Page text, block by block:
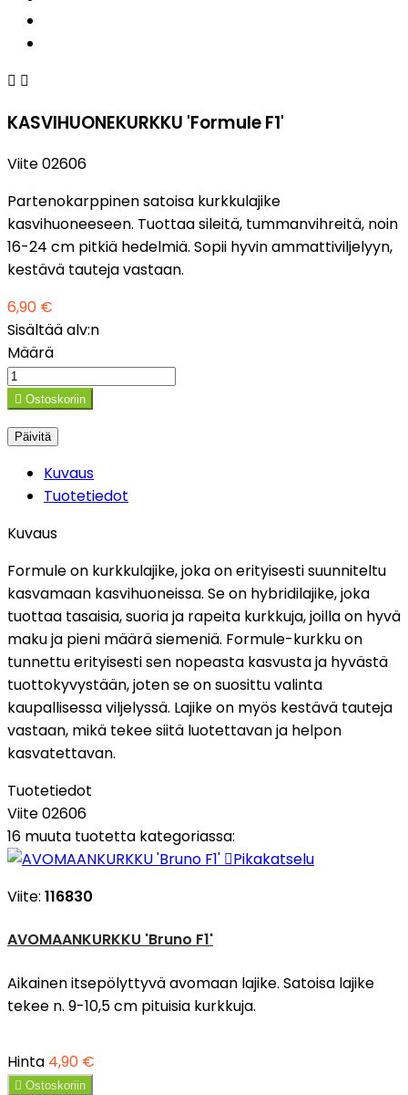
 
KASVIHUONEKURKKU 'Formule F1'
Viite02606
Partenokarppinen satoisa kurkkulajike
kasvihuoneeseen. Tuottaa sileitä, tummanvihreitä, noin
16-24 cm pitkiä hedelmiä. Sopii hyvin ammattiviljelyyn,
kestävä tauteja vastaan.
6,90 €
Sisältää alv:n
Määrä
 Ostoskoriin
Kuvaus
Tuotetiedot
Kuvaus
Formule on kurkkulajike, joka on erityisesti suunniteltu
kasvamaan kasvihuoneissa. Se on hybridilajike, joka
tuottaa tasaisia, suoria ja rapeita kurkkuja, joilla on hyvä
maku ja pieni määrä siemeniä. Formule-kurkku on
tunnettu erityisesti sen nopeasta kasvusta ja hyvästä
tuottokyvystään, joten se on suosittu valinta
kaupallisessa viljelyssä. Lajike on myös kestävä tauteja
vastaan, mikä tekee siitä luotettavan ja helpon
kasvatettavan.
Tuotetiedot
Viite02606
16 muuta tuotetta kategoriassa:
Pikakatselu
Viite: 116830
AVOMAANKURKKU 'Bruno F1'
Aikainen itsepölyttyvä avomaan lajike. Satoisa lajike
tekee n. 9-10,5 cm pituisia kurkkuja.
Hinta 4,90 €
 Ostoskoriin